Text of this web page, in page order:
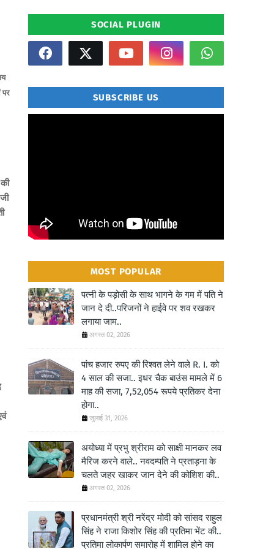
पर
SOCIAL PLUGIN
SUBSCRIBE US
MOST POPULAR
पत्नी के पड़ोसी के साथ भागने के गम में पति ने
जान दे दी..परिजनों ने हाईवे पर शव रखकर
लगाया जाम..
अगस्त 02, 2026
पांच हजार रुपए की रिश्वत लेने वाले R. I. को
4 साल की सजा.. इधर चैक बाउंस मामले में 6
माह की सजा, 7,52,054 रूपये प्रतिकर देना
होगा..
जुलाई 31, 2026
अयोध्या में प्रभु श्रीराम को साक्षी मानकर लव
मैरिज करने वाले.. नवदम्पति ने प्रताड़ना के
चलते जहर खाकर जान देने की कोशिश की..
अगस्त 02, 2026
प्रधानमंत्री श्री नरेंद्र मोदी को सांसद राहुल
सिंह ने राजा किशोर सिंह की प्रतिमा भेंट की..
प्रतिमा लोकार्पण समारोह में शामिल होने का